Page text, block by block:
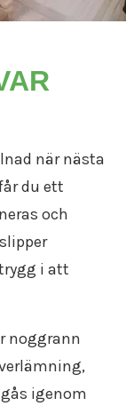
när nästa
du ett
och
i att
noggrann
igenom